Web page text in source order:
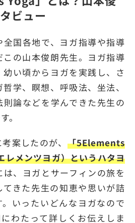
ビュー
国各地で、ヨガ指導や指導
の山本俊朗先生。ヨガ指導
い頃からヨガを実践し、さ
学、瞑想、呼吸法、坐法、
論などを学んできた先生の
。
案したのが、 「5Elements
レメンツヨガ）というハタヨ
は、ヨガとサーフィンの旅を
きた先生の知恵や思いが詰
いったいどんなヨガなので
わたって詳しくお伝えしま